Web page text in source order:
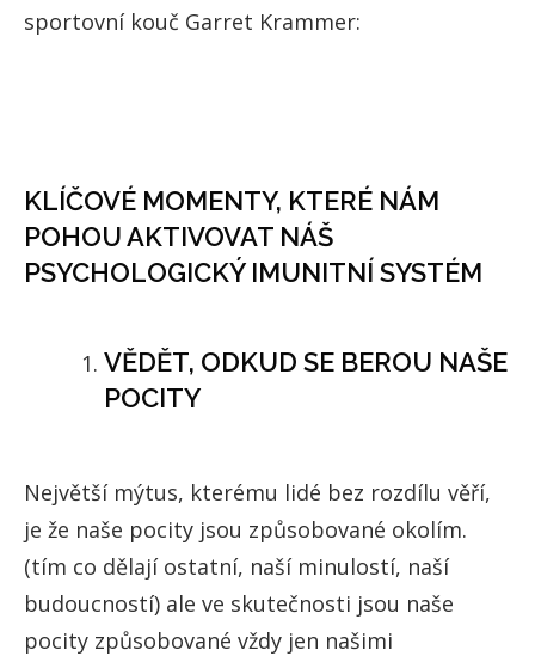
sportovní kouč Garret Krammer:
KLÍČOVÉ MOMENTY, KTERÉ NÁM
POHOU AKTIVOVAT NÁŠ
PSYCHOLOGICKÝ IMUNITNÍ SYSTÉM
VĚDĚT, ODKUD SE BEROU NAŠE
POCITY
Největší mýtus, kterému lidé bez rozdílu věří,
je že naše pocity jsou způsobované okolím.
(tím co dělají ostatní, naší minulostí, naší
budoucností) ale ve skutečnosti jsou naše
pocity způsobované vždy jen našimi